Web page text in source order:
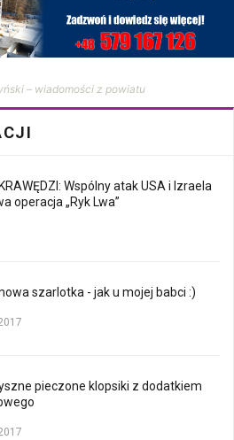
– wiadomości z powiatu
Wspólny atak USA i Izraela
operacja „Ryk Lwa”
szarlotka - jak u mojej babci :)
pieczone klopsiki z dodatkiem